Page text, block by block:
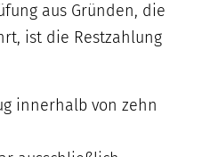
aus Gründen, die
ist die Restzahlung
innerhalb von zehn